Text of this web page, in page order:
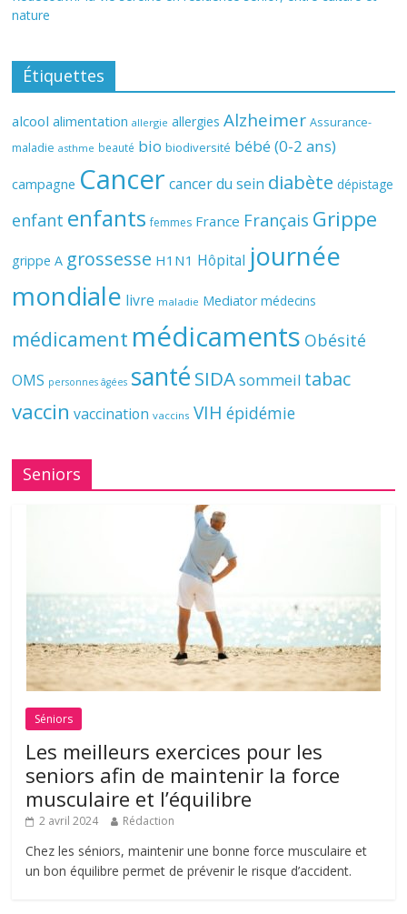
nature
Étiquettes
alcool alimentation allergie allergies Alzheimer Assurance-
maladie asthme beauté bio biodiversité bébé (0-2 ans)
campagne Cancer cancer du sein diabète dépistage
enfant enfants femmes France Français Grippe
grippe A grossesse H1N1 Hôpital journée
mondiale livre maladie Mediator médecins
médicament médicaments Obésité
OMS personnes âgées santé SIDAsommeil tabac
vaccin vaccination vaccins VIH épidémie
Seniors
Séniors
Les meilleurs exercices pour les
seniors afin de maintenir la force
musculaire et l’équilibre
2 avril 2024 Rédaction
Chez les séniors, maintenir une bonne force musculaire et
un bon équilibre permet de prévenir le risque d’accident.